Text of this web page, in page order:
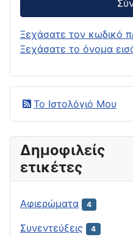
Ξεχάσατε τον κωδικό
Ξεχάσατε το όνομα
Το Ιστολόγιό Μου
Δημοφιλείς
ετικέτες
Αφιερώματα 4
Συνεντεύξεις 4